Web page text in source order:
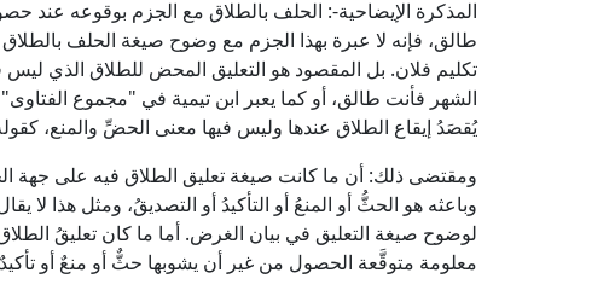
المذكرة الإيضاحية-: الحلف بالطلاق مع الجزم بوقوعه عند
طالق، فإنه لا عبرة بهذا الجزم مع وضوح صيغة الحلف
تكليم فلان. بل المقصود هو التعليق المحض للطلاق الذي ليس
يُقصَدُ إيقاع الطلاق عندها وليس فيها معنى الحضِّ والمنع،
ومقتضى ذلك: أن ما كانت صيغة تعليق الطلاق فيه على جهة
وباعثه هو الحثُّ أو المنعُ أو التأكيدُ أو التصديقُ، ومثل هذا لا
لوضوح صيغة التعليق في بيان الغرض. أما ما كان تعليقُ
معلومة متوقَّعة الحصول من غير أن يشوبها حثٌّ أو منعٌ أو